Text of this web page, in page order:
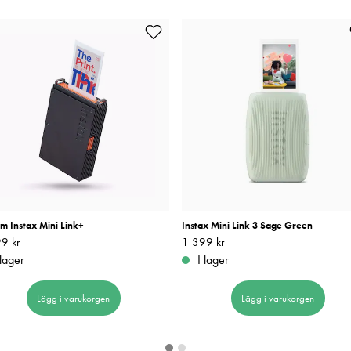
Instax Mini Link+
699 kr
kr
Lägg i varukorgen
Instax Mini Link 3 Sage Green
Pris:1 399 kr
1 399 kr
I lager
Lägg i varukorgen